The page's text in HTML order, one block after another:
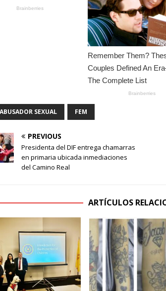
ABUSADOR SEXUAL FEM
PREVIOUS
Presidenta del DIF entrega chamarras
en primaria ubicada inmediaciones
del Camino Real
ARTÍCULOS